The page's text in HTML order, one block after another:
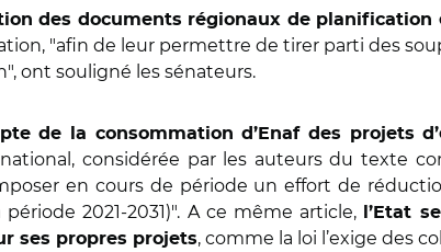
des documents régionaux de planification
"afin de leur permettre de tirer parti des
ont souligné les sénateurs.
de la consommation d’Enaf des projets
considérée par les auteurs du texte
en cours de période un effort de
2021-2031)". A ce même article,
l’Etat
ses propres projets, comme la loi l’exige des